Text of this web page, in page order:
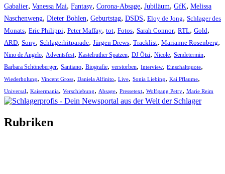
Gabalier, Vanessa Mai, Fantasy, Corona-Absage, Jubiläum, GfK, Melissa
Naschenweng, Dieter Bohlen, Geburtstag, DSDS, Eloy de Jong, Schlager des
Monats, Eric Philippi, Peter Maffay, tot, Fotos, Sarah Connor, RTL, Gold,
ARD, Sony, Schlagerhitparade, Jürgen Drews, Tracklist, Marianne Rosenberg,
Nino de Angelo, Adventsfest, Kastelruther Spatzen, DJ Ötzi, Nicole, Sendetermin,
Barbara Schöneberger, Santiano, Biografie, verstorben, Interview, Einschaltquote,
Wiederholung, Vincent Gross, Daniela Alfinito, Live, Sonia Liebing, Kai Pflaume,
Universal , Kaisermania, Verschiebung, Absage, Pressetext, Wolfgang Petry, Marie Reim
Rubriken